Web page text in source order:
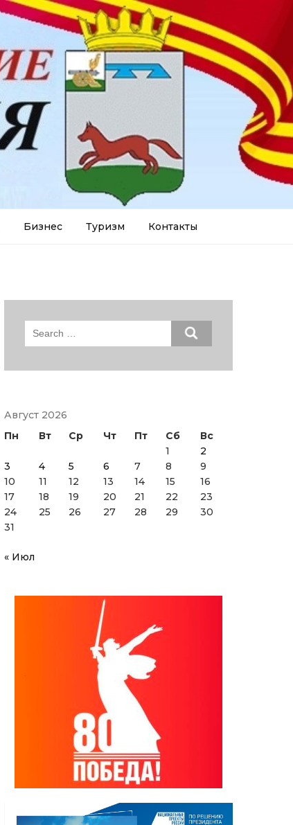
Бизнес Туризм Контакты
Search
Август 2026
Пн
Вт Ср Чт Пт Сб
Вс
1
2
3
4 5 6 7 8
9
10
11 12 13 14 15
16
17
18 19 20 21 22
23
24
25 26 27 28 29
30
31
« Июл